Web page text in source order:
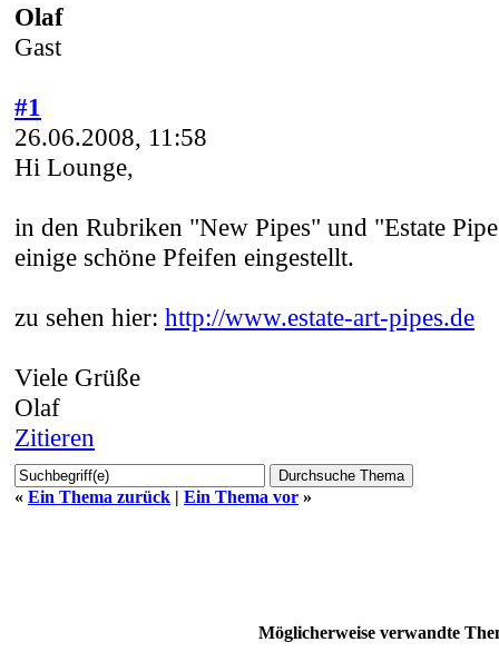
Olaf
Gast
#1
26.06.2008, 11:58
Hi Lounge,
in den Rubriken "New Pipes" und "Estate
einige schöne Pfeifen eingestellt.
zu sehen hier: http://www.estate-art-pipes.de
Viele Grüße
Olaf
Zitieren
« Ein Thema zurück | Ein Thema vor »
Möglicherweise verwandte